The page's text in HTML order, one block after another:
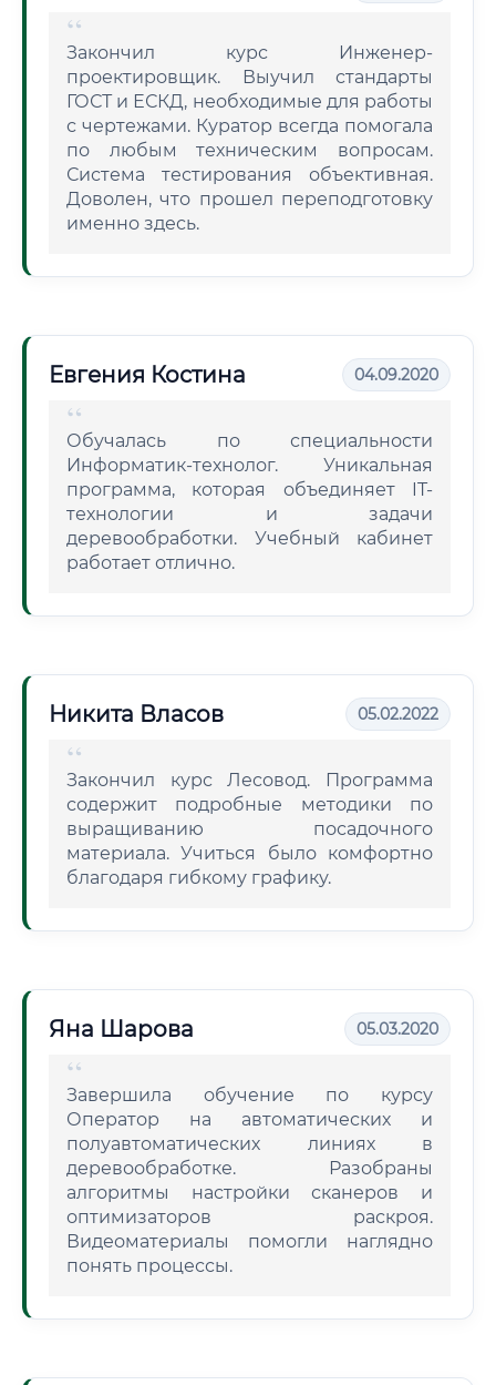
Закончил курс Инженер-
проектировщик. Выучил стандарты
ГОСТ и ЕСКД, необходимые для работы
с чертежами. Куратор всегда помогала
по любым техническим вопросам.
Система тестирования объективная.
Доволен, что прошел переподготовку
именно здесь.
Евгения Костина 04.09.2020
Обучалась по специальности
Информатик-технолог. Уникальная
программа, которая объединяет IT-
технологии и задачи
деревообработки. Учебный кабинет
работает отлично.
Никита Власов 05.02.2022
Закончил курс Лесовод. Программа
содержит подробные методики по
выращиванию посадочного
материала. Учиться было комфортно
благодаря гибкому графику.
Яна Шарова 05.03.2020
Завершила обучение по курсу
Оператор на автоматических и
полуавтоматических линиях в
деревообработке. Разобраны
алгоритмы настройки сканеров и
оптимизаторов раскроя.
Видеоматериалы помогли наглядно
понять процессы.